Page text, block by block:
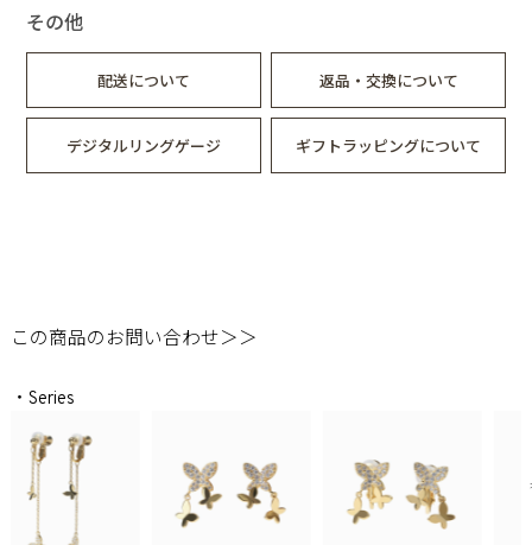
その他
配送について 返品・交換について
デジタルリングゲージ ギフトラッピングについて
この商品のお問い合わせ＞＞
・Series